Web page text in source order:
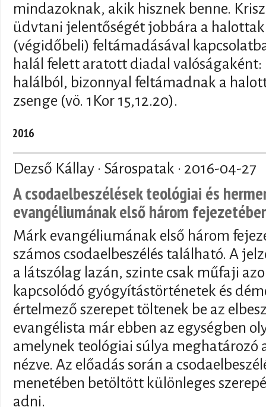
mindazoknak, akik hisznek benne.
üdvtani jelentőségét jobbára a
(végidőbeli) feltámadásával
halál felett aratott diadal
halálból, bizonnyal feltámadnak a
zsenge (vö. 1Kor 15,12.20).
2016
Dezső Kállay · Sárospatak · 2016-04-27
A csodaelbeszélések teológiai és
evangéliumának első három
Márk evangéliumának első három
számos csodaelbeszélés található. A
a látszólag lazán, szinte csak műfaji
kapcsolódó gyógyítástörténetek és
értelmező szerepet töltenek be az
evangélista már ebben az egységben
amelynek teológiai súlya meghatározó
nézve. Az előadás során a
menetében betöltött különleges
adni.